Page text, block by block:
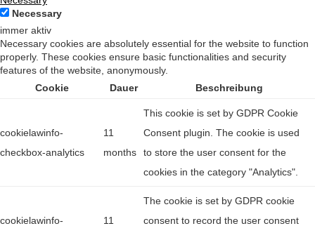
Necessary
immer aktiv
Necessary cookies are absolutely essential for the website to function
properly. These cookies ensure basic functionalities and security
features of the website, anonymously.
Cookie
Dauer Beschreibung
cookielawinfo-
checkbox-analytics
11
months
This cookie is set by GDPR Cookie
Consent plugin. The cookie is used
to store the user consent for the
cookies in the category "Analytics".
cookielawinfo-
11
The cookie is set by GDPR cookie
consent to record the user consent